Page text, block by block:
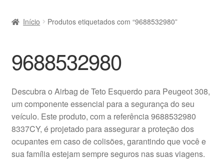
Carrinho
Confira
Envio para todo o planeta
Minha conta
Início Produtos etiquetados com “9688532980”
9688532980
Descubra o Airbag de Teto Esquerdo para Peugeot 308,
um componente essencial para a segurança do seu
veículo. Este produto, com a referência 9688532980
8337CY, é projetado para assegurar a proteção dos
ocupantes em caso de colisões, garantindo que você e
sua família estejam sempre seguros nas suas viagens.